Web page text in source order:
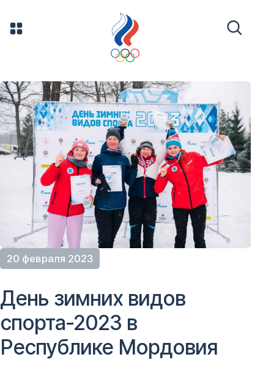
20 февраля 2023
День зимних видов
спорта-2023 в
Республике Мордовия